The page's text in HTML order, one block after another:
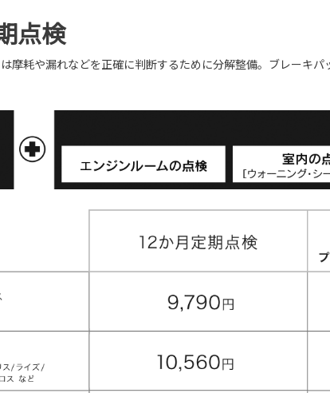
点検
摩耗や漏れなどを正確に判断するために分解整備。ブレーキ